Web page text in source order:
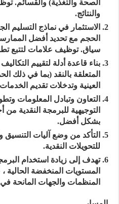
الصحة والتغذية) والقسائم.
والنتائج.
الاستثمار في نماذج التسليم
الحجم مع تحديد أفضل
سياق. توظيف علامات لتتبع
بناء قاعدة أدلة لتقييم التكاليف
المتعلقة بالنقد (بما في ذلك
العينية وتدخلات تقديم
التعاون وتبادل المعلومات
التوجيهية للبرمجة النقدية
بشكل أفضل.
التأكد من وضع آليات التنسيق
للتحويلات النقدية.
تهدف إلى زيادة استخدام
المستويات المنخفضة
المنظمات والجهات المانحة